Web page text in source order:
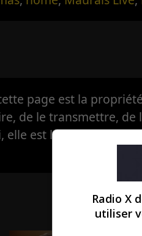
page est la
de le transmettre,
elle est la seule à
Radio X
utiliser